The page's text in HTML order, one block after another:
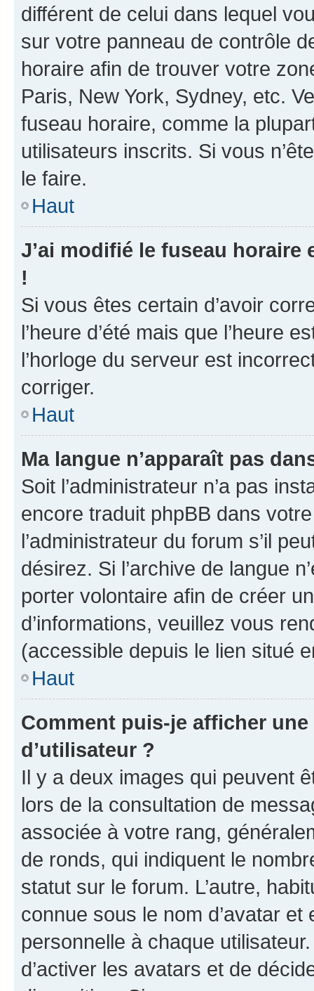
différent de celui dans lequel
sur votre panneau de contrôle
horaire afin de trouver votre
Paris, New York, Sydney, etc.
fuseau horaire, comme la
utilisateurs inscrits. Si vous
le faire.
Haut
J’ai modifié le fuseau horaire
!
Si vous êtes certain d’avoir
l’heure d’été mais que l’heure
l’horloge du serveur est
corriger.
Haut
Ma langue n’apparaît pas
Soit l’administrateur n’a pas
encore traduit phpBB dans
l’administrateur du forum s’il
désirez. Si l’archive de langue
porter volontaire afin de créer
d’informations, veuillez vous
(accessible depuis le lien situé
Haut
Comment puis-je afficher
d’utilisateur ?
Il y a deux images qui peuvent
lors de la consultation de
associée à votre rang,
de ronds, qui indiquent le
statut sur le forum. L’autre,
connue sous le nom d’avatar
personnelle à chaque
d’activer les avatars et de